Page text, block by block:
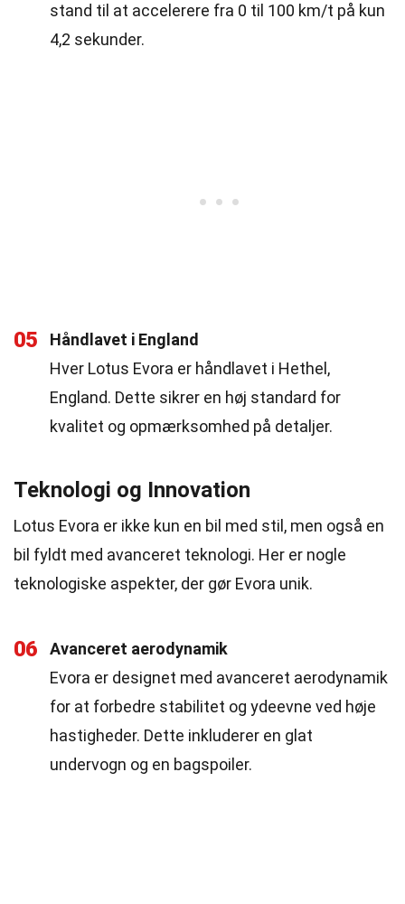
stand til at accelerere fra 0 til 100 km/t på kun
4,2 sekunder.
05
Håndlavet i England
Hver Lotus Evora er håndlavet i Hethel,
England. Dette sikrer en høj standard for
kvalitet og opmærksomhed på detaljer.
Teknologi og Innovation
Lotus Evora er ikke kun en bil med stil, men også en
bil fyldt med avanceret teknologi. Her er nogle
teknologiske aspekter, der gør Evora unik.
06
Avanceret aerodynamik
Evora er designet med avanceret aerodynamik
for at forbedre stabilitet og ydeevne ved høje
hastigheder. Dette inkluderer en glat
undervogn og en bagspoiler.